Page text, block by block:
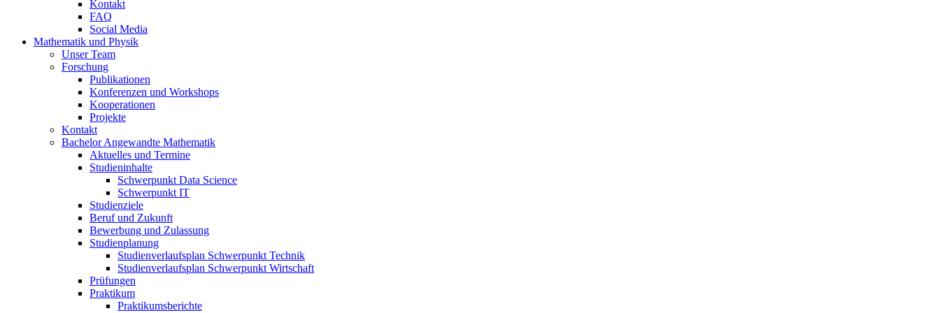
Kontakt
FAQ
Social Media
Mathematik und Physik
Unser Team
Forschung
Publikationen
Konferenzen und Workshops
Kooperationen
Projekte
Kontakt
Bachelor Angewandte Mathematik
Aktuelles und Termine
Studieninhalte
Schwerpunkt Data Science
Schwerpunkt IT
Studienziele
Beruf und Zukunft
Bewerbung und Zulassung
Studienplanung
Studienverlaufsplan Schwerpunkt Technik
Studienverlaufsplan Schwerpunkt Wirtschaft
Prüfungen
Praktikum
Praktikumsberichte